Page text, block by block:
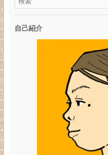
自己紹介